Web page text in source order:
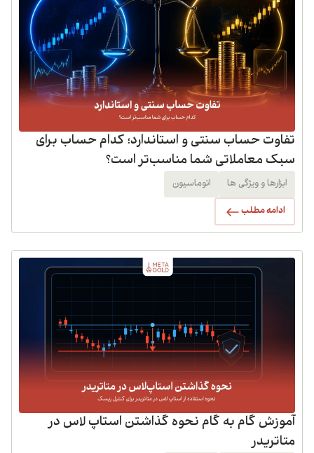
تفاوت حساب سنتی و استاندارد؛ کدام حساب برای
سبک معاملاتی شما مناسب‌تر است؟
ابزارها و ویژگی ها اتوماسیون
ادامه مطلب
آموزش گام به گام نحوه گذاشتن استاپ لاس در
متاتریدر